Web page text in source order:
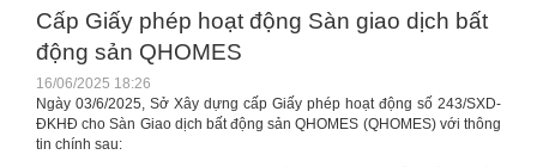
Cấp Giấy phép hoạt động Sàn giao dịch bất
động sản QHOMES
16/06/2025 18:26
Ngày 03/6/2025, Sở Xây dựng cấp Giấy phép hoạt động số 243/SXD-
ĐKHĐ cho Sàn Giao dịch bất động sản QHOMES (QHOMES) với thông
tin chính sau: